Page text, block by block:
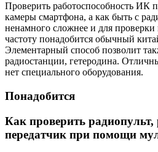
Проверить работоспособность ИК
камеры смартфона, а как быть с
ненамного сложнее и для
частоту понадобится обычный
Элементарный способ позволит
радиостанции, гетеродина.
нет специального оборудования.
Понадобится
Как проверить
передатчик при помощи